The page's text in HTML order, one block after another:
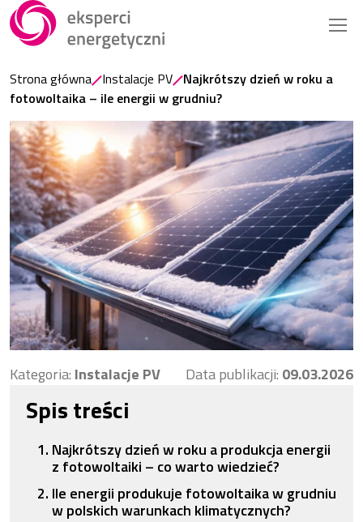
Strona główna Instalacje PV Najkrótszy dzień w roku a
fotowoltaika – ile energii w grudniu?
Kategoria: Instalacje PV Data publikacji: 09.03.2026
Spis treści
Najkrótszy dzień w roku a produkcja energii
z fotowoltaiki – co warto wiedzieć?
Ile energii produkuje fotowoltaika w grudniu
w polskich warunkach klimatycznych?